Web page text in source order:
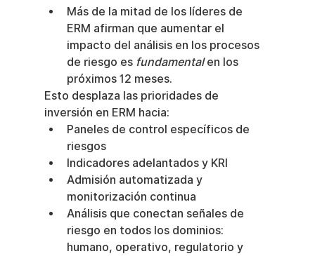
Más de la mitad de los líderes de
ERM afirman que aumentar el
impacto del análisis en los procesos
de riesgo es fundamental en los
próximos 12 meses.
Esto desplaza las prioridades de
inversión en ERM hacia:
Paneles de control específicos de
riesgos
Indicadores adelantados y KRI
Admisión automatizada y
monitorización continua
Análisis que conectan señales de
riesgo en todos los dominios:
humano, operativo, regulatorio y